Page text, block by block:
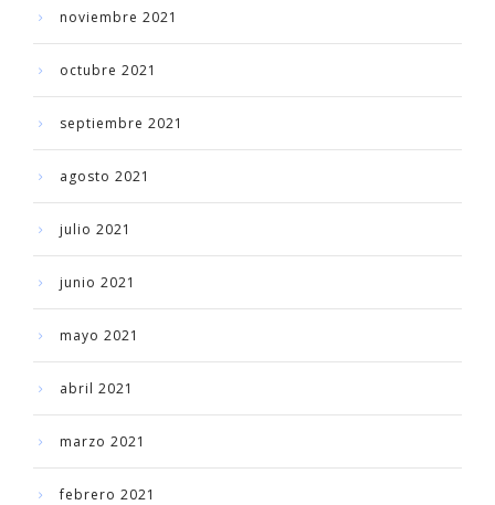
noviembre 2021
octubre 2021
septiembre 2021
agosto 2021
julio 2021
junio 2021
mayo 2021
abril 2021
marzo 2021
febrero 2021